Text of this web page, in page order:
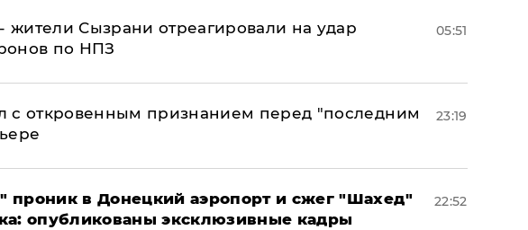
жители Сызрани отреагировали на удар
по НПЗ
05:51
с откровенным признанием перед "последним
23:19
в Донецкий аэропорт и сжег "Шахед"
опубликованы эксклюзивные кадры
22:52